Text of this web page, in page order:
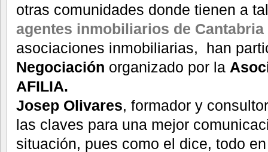
otras comunidades donde tienen a
agentes inmobiliarios de
asociaciones inmobiliarias, han
Negociación organizado por la
AFILIA.
Josep Olivares, formador y
las claves para una mejor
situación, pues como el dice, todo